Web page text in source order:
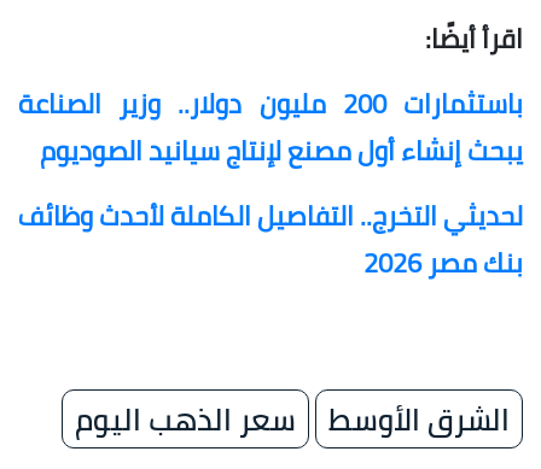
اقرأ أيضًا:
باستثمارات 200 مليون دولار.. وزير الصناعة
يبحث إنشاء أول مصنع لإنتاج سيانيد الصوديوم
لحديثي التخرج.. التفاصيل الكاملة لأحدث وظائف
بنك مصر 2026
الشرق الأوسط سعر الذهب اليوم